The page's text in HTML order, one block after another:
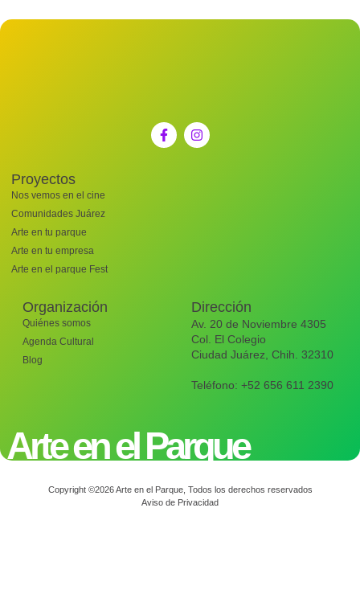
Proyectos
Nos vemos en el cine
Comunidades Juárez
Arte en tu parque
Arte en tu empresa
Arte en el parque Fest
Organización
Quiénes somos
Agenda Cultural
Blog
Dirección
Av. 20 de Noviembre 4305
Col. El Colegio
Ciudad Juárez, Chih. 32310
Teléfono: +52 656 611 2390
Arte en el Parque
Copyright ©2026 Arte en el Parque, Todos los derechos reservados
Aviso de Privacidad